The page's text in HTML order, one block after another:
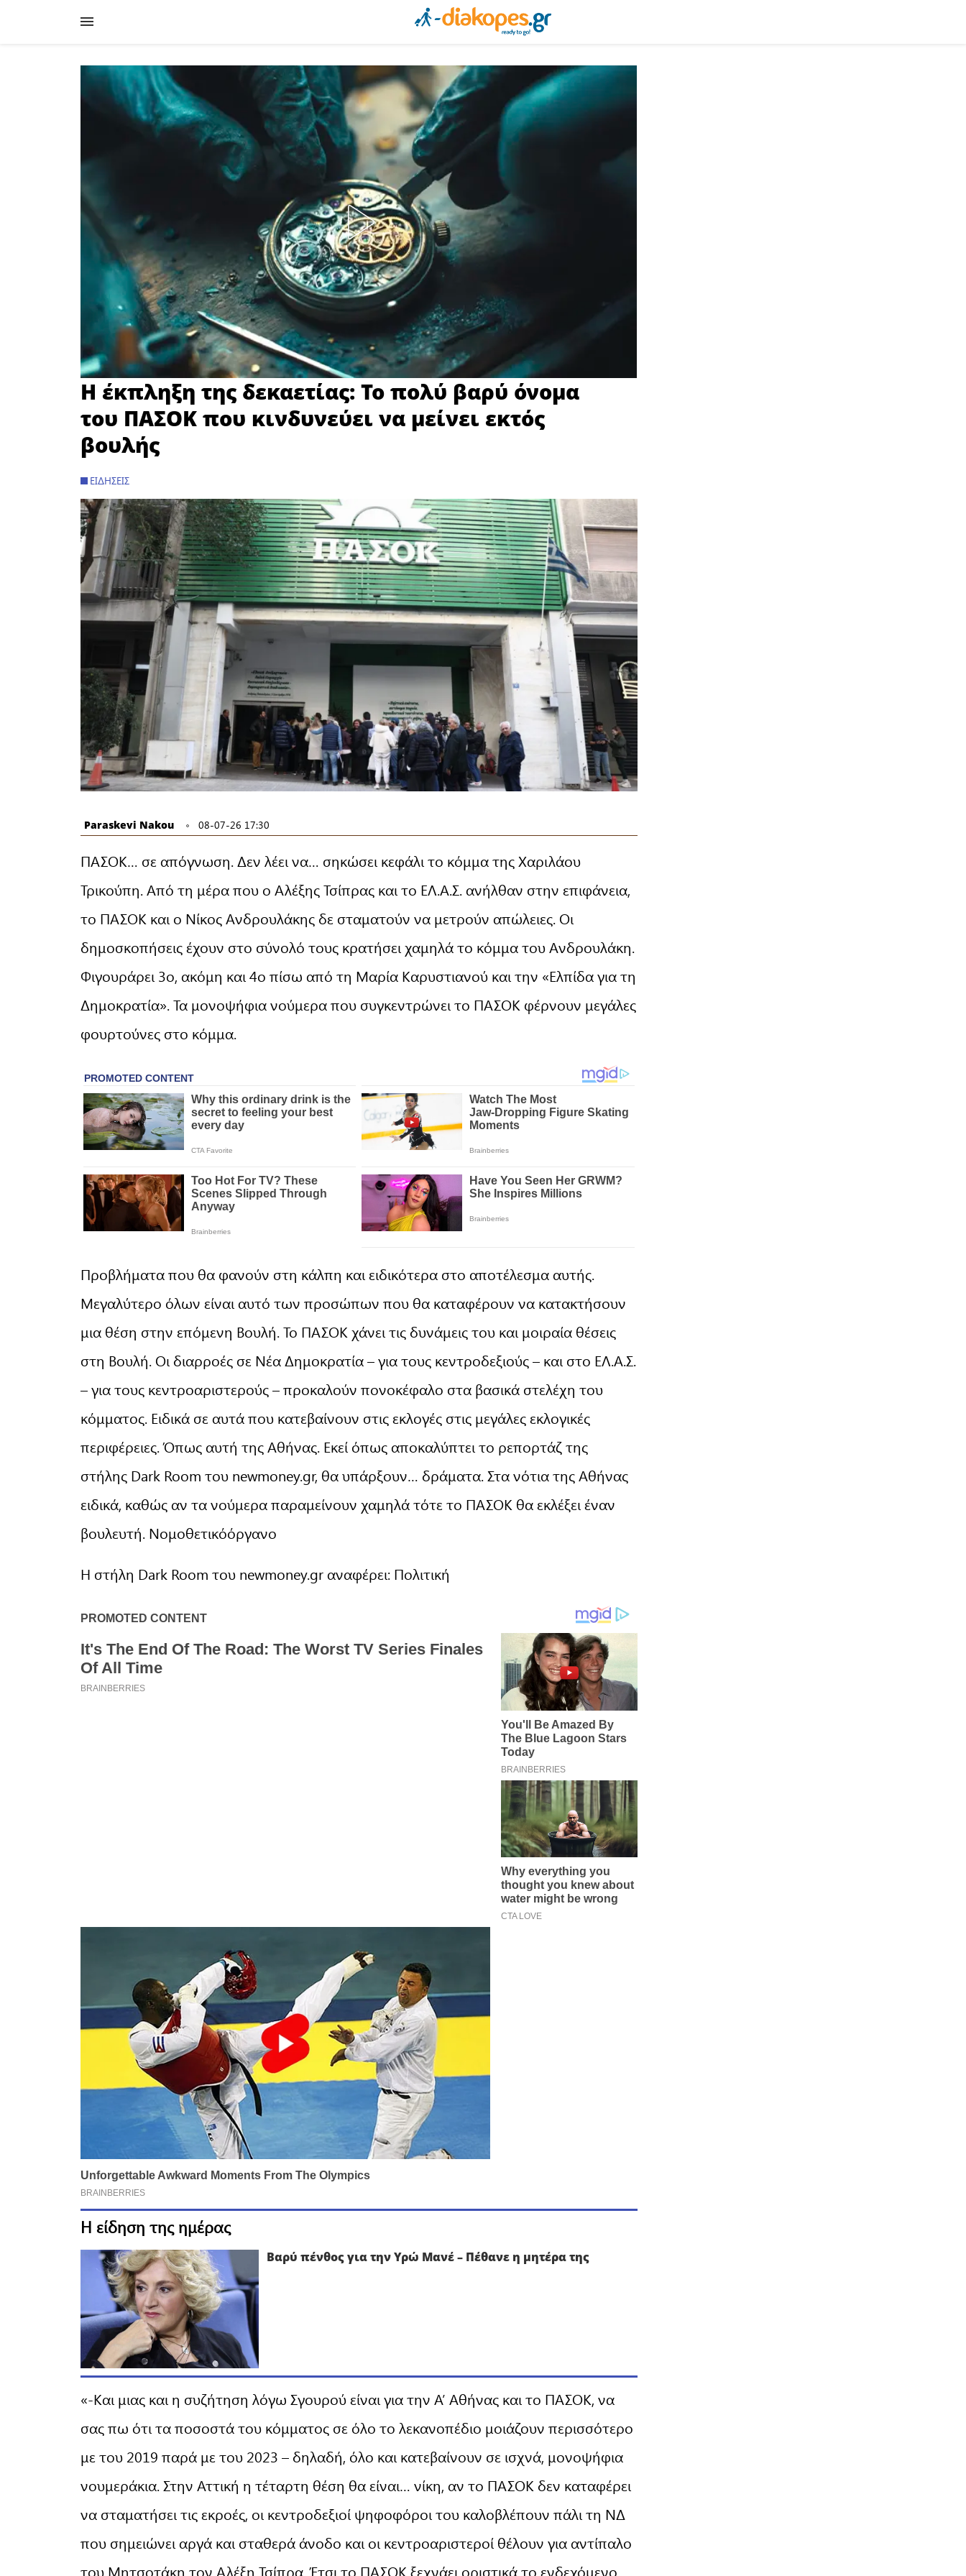
Η έκπληξη της δεκαετίας: Το πολύ βαρύ όνομα
του ΠΑΣΟΚ που κινδυνεύει να μείνει εκτός
βουλής
ΕΙΔΉΣΕΙΣ
Paraskevi Nakou 08-07-26 17:30
ΠΑΣΟΚ… σε απόγνωση. Δεν λέει να… σηκώσει κεφάλι το κόμμα της Χαριλάου
Τρικούπη. Από τη μέρα που ο Αλέξης Τσίπρας και το ΕΛ.Α.Σ. ανήλθαν στην επιφάνεια,
το ΠΑΣΟΚ και ο Νίκος Ανδρουλάκης δε σταματούν να μετρούν απώλειες. Οι
δημοσκοπήσεις έχουν στο σύνολό τους κρατήσει χαμηλά το κόμμα του Ανδρουλάκη.
Φιγουράρει 3ο, ακόμη και 4ο πίσω από τη Μαρία Καρυστιανού και την «Ελπίδα για τη
Δημοκρατία». Τα μονοψήφια νούμερα που συγκεντρώνει το ΠΑΣΟΚ φέρνουν μεγάλες
φουρτούνες στο κόμμα.
Προβλήματα που θα φανούν στη κάλπη και ειδικότερα στο αποτέλεσμα αυτής.
Μεγαλύτερο όλων είναι αυτό των προσώπων που θα καταφέρουν να κατακτήσουν
μια θέση στην επόμενη Βουλή. Το ΠΑΣΟΚ χάνει τις δυνάμεις του και μοιραία θέσεις
στη Βουλή. Οι διαρροές σε Νέα Δημοκρατία – για τους κεντροδεξιούς – και στο ΕΛ.Α.Σ.
– για τους κεντροαριστερούς – προκαλούν πονοκέφαλο στα βασικά στελέχη του
κόμματος. Ειδικά σε αυτά που κατεβαίνουν στις εκλογές στις μεγάλες εκλογικές
περιφέρειες. Όπως αυτή της Αθήνας. Εκεί όπως αποκαλύπτει το ρεπορτάζ της
στήλης Dark Room του newmoney.gr, θα υπάρξουν… δράματα. Στα νότια της Αθήνας
ειδικά, καθώς αν τα νούμερα παραμείνουν χαμηλά τότε το ΠΑΣΟΚ θα εκλέξει έναν
βουλευτή. Νομοθετικόόργανο
Η στήλη Dark Room του newmoney.gr αναφέρει: Πολιτική
Η είδηση της ημέρας
Βαρύ πένθος για την Υρώ Μανέ – Πέθανε η μητέρα της
«-Και μιας και η συζήτηση λόγω Σγουρού είναι για την Α’ Αθήνας και το ΠΑΣΟΚ, να
σας πω ότι τα ποσοστά του κόμματος σε όλο το λεκανοπέδιο μοιάζουν περισσότερο
με του 2019 παρά με του 2023 – δηλαδή, όλο και κατεβαίνουν σε ισχνά, μονοψήφια
νουμεράκια. Στην Αττική η τέταρτη θέση θα είναι… νίκη, αν το ΠΑΣΟΚ δεν καταφέρει
να σταματήσει τις εκροές, οι κεντροδεξιοί ψηφοφόροι του καλοβλέπουν πάλι τη ΝΔ
που σημειώνει αργά και σταθερά άνοδο και οι κεντροαριστεροί θέλουν για αντίπαλο
του Μητσοτάκη τον Αλέξη Τσίπρα. Έτσι το ΠΑΣΟΚ ξεχνάει οριστικά το ενδεχόμενο